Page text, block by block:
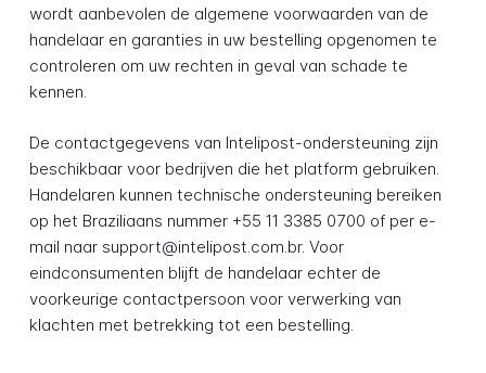
wordt aanbevolen de algemene voorwaarden van de
handelaar en garanties in uw bestelling opgenomen te
controleren om uw rechten in geval van schade te
kennen.
De contactgegevens van Intelipost-ondersteuning zijn
beschikbaar voor bedrijven die het platform gebruiken.
Handelaren kunnen technische ondersteuning bereiken
op het Braziliaans nummer +55 11 3385 0700 of per e-
mail naar support@intelipost.com.br. Voor
eindconsumenten blijft de handelaar echter de
voorkeurige contactpersoon voor verwerking van
klachten met betrekking tot een bestelling.